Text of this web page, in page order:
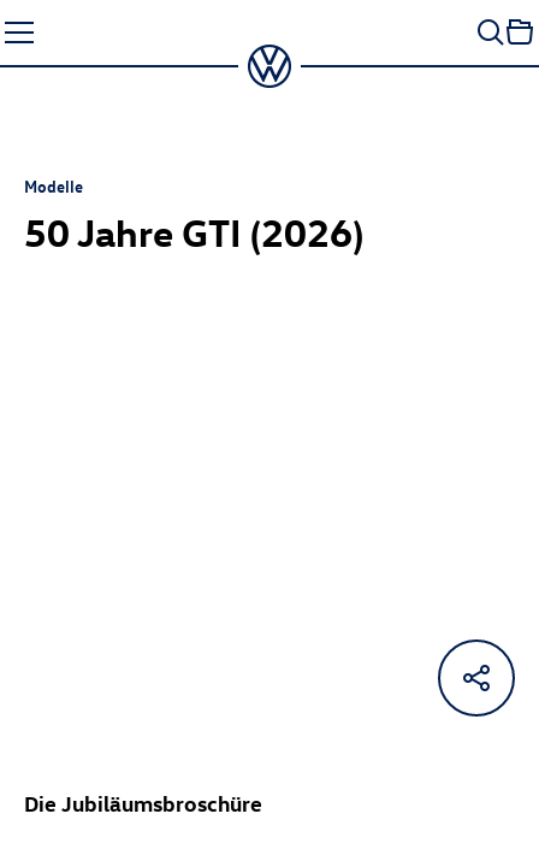
Seiteninhalt
springen
Modelle
50 Jahre GTI (2026)
Die Jubiläumsbroschüre